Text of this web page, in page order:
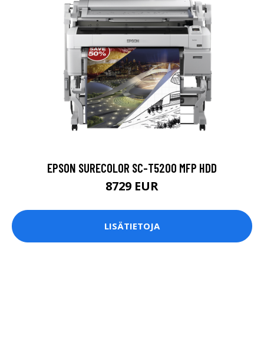
EPSON SURECOLOR SC-T5200 MFP HDD
8729 EUR
LISÄTIETOJA